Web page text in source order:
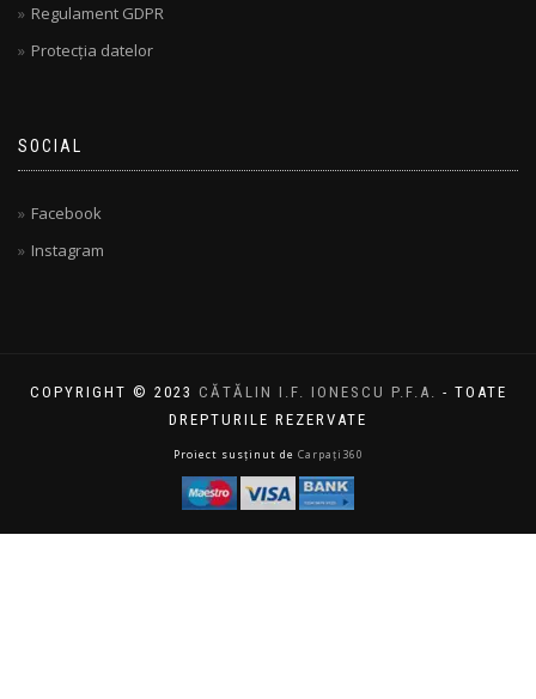
Regulament GDPR
Protecția datelor
SOCIAL
Facebook
Instagram
COPYRIGHT © 2023 CĂTĂLIN I.F. IONESCU P.F.A.
- TOATE
DREPTURILE REZERVATE
Proiect susținut de Carpați360